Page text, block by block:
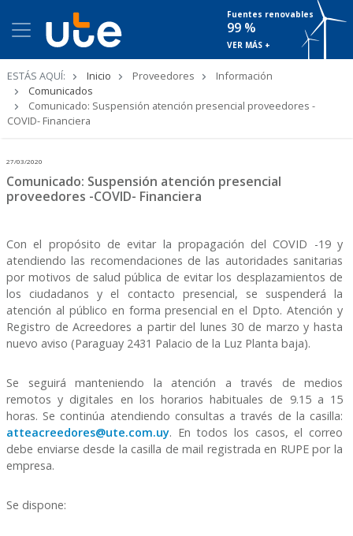
Fuentes renovables
99 %
VER MÁS +
ESTÁS AQUÍ: Inicio Proveedores
Información
Comunicados
Comunicado: Suspensión atención presencial proveedores -
COVID- Financiera
27/03/2020
Comunicado: Suspensión atención presencial
proveedores -COVID- Financiera
Con el propósito de evitar la propagación del COVID -19 y
atendiendo las recomendaciones de las autoridades sanitarias
por motivos de salud pública de evitar los desplazamientos de
los ciudadanos y el contacto presencial, se suspenderá la
atención al público en forma presencial en el Dpto. Atención y
Registro de Acreedores a partir del lunes 30 de marzo y hasta
nuevo aviso (Paraguay 2431 Palacio de la Luz Planta baja).
Se seguirá manteniendo la atención a través de medios
remotos y digitales en los horarios habituales de 9.15 a 15
horas. Se continúa atendiendo consultas a través de la casilla:
atteacreedores@ute.com.uy. En todos los casos, el correo
debe enviarse desde la casilla de mail registrada en RUPE por la
empresa.
Se dispone: